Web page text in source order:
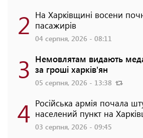
2 На Харківщині восени
пасажирів
04 серпня, 2026 - 08:11
3 Немовлятам видають
за гроші харків'ян
05 серпня, 2026 - 13:38
4 Російська армія почала
населений пункт на
03 серпня, 2026 - 09:45